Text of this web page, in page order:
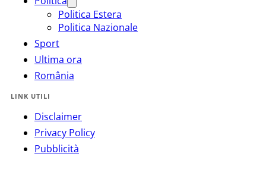
Politica Estera
Politica Nazionale
Sport
Ultima ora
România
LINK UTILI
Disclaimer
Privacy Policy
Pubblicità